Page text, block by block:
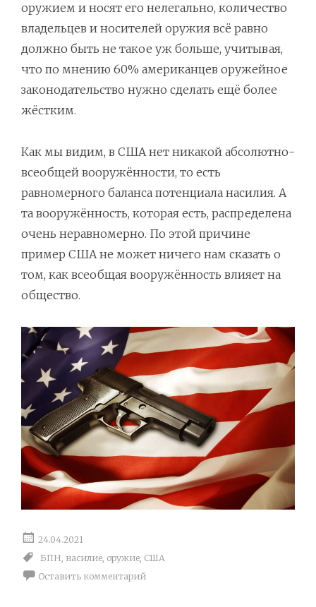
оружием и носят его нелегально, количество
владельцев и носителей оружия всё равно
должно быть не такое уж больше, учитывая,
что по мнению 60% американцев оружейное
законодательство нужно сделать ещё более
жёстким.
Как мы видим, в США нет никакой абсолютно-
всеобщей вооружённости, то есть
равномерного баланса потенциала насилия. А
та вооружённость, которая есть, распределена
очень неравномерно. По этой причине
пример США не может ничего нам сказать о
том, как всеобщая вооружённость влияет на
общество.
24.04.2021
БПН, насилие, оружие, США
Оставить комментарий